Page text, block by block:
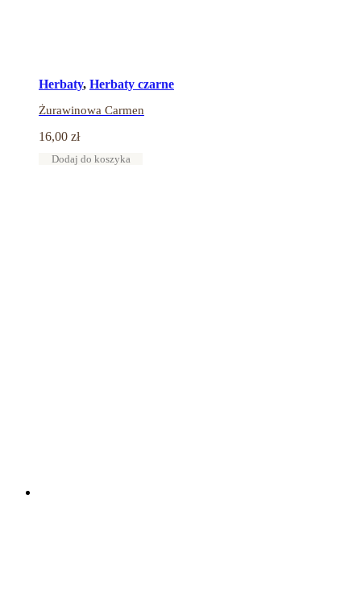
Herbaty, Herbaty czarne
Żurawinowa Carmen
16,00 zł
Dodaj do koszyka